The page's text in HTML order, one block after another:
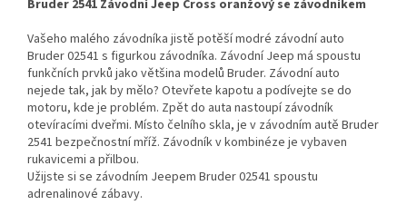
Bruder 2541 Závodní Jeep Cross oranžový se závodníkem
Vašeho malého závodníka jistě potěší modré závodní auto
Bruder 02541 s figurkou závodníka. Závodní Jeep má spoustu
funkčních prvků jako většina modelů Bruder. Závodní auto
nejede tak, jak by mělo? Otevřete kapotu a podívejte se do
motoru, kde je problém. Zpět do auta nastoupí závodník
otevíracími dveřmi. Místo čelního skla, je v závodním autě Bruder
2541 bezpečnostní mříž. Závodník v kombinéze je vybaven
rukavicemi a přilbou.
Užijste si se závodním Jeepem Bruder 02541 spoustu
adrenalinové zábavy.